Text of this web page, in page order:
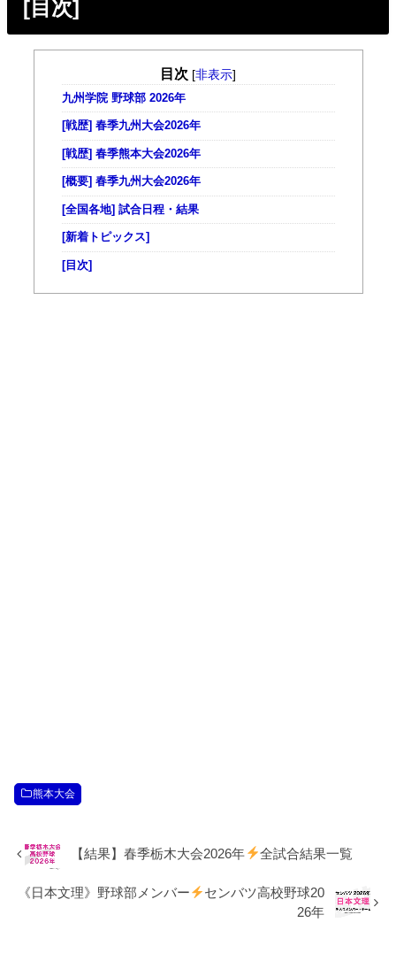
[目次]
目次 [非表示]
九州学院 野球部 2026年
[戦歴] 春季九州大会2026年
[戦歴] 春季熊本大会2026年
[概要] 春季九州大会2026年
[全国各地] 試合日程・結果
[新着トピックス]
[目次]
熊本大会
【結果】春季栃木大会2026年 全試合結果一覧
《日本文理》野球部メンバー
センバツ高校野球20
26年